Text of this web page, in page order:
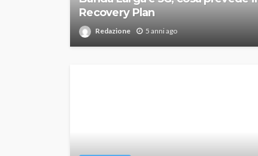
Recovery Plan
Redazione 5 anni ago